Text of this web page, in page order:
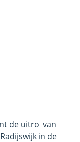
de uitrol van
in de